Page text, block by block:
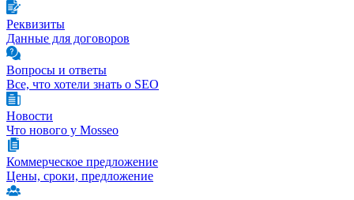
Реквизиты
Данные для договоров
Вопросы и ответы
Все, что хотели знать о SEO
Новости
Что нового у Mosseo
Коммерческое предложение
Цены, сроки, предложение